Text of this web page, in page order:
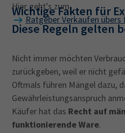
Hier geht's zum
Ratgeber Verkaufen übers
Wichtige Fakten für
Diese Regeln ‎gelten
Nicht immer möchten
zurückgeben, weil er nicht
Oftmals führen Mängel dazu,
Gewährleistungsanspruch
Käufer hat das Recht auf
funktionierende Ware.